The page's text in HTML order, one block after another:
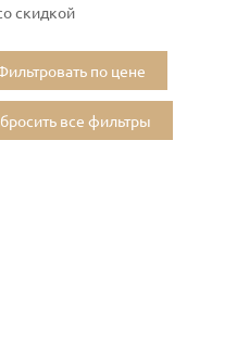
скидкой
по цене
все фильтры